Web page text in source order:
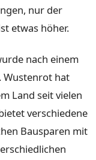
nur der
etwas höher.
nach einem
Wustenrot hat
Land seit vielen
verschiedene
Bausparen mit